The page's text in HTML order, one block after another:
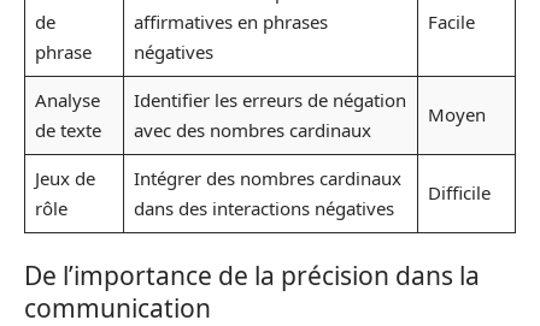
de
phrase
affirmatives en phrases
négatives
Facile
Analyse
de texte
Identifier les erreurs de négation
avec des nombres cardinaux
Moyen
Jeux de
rôle
Intégrer des nombres cardinaux
dans des interactions négatives
Difficile
De l’importance de la précision dans la
communication